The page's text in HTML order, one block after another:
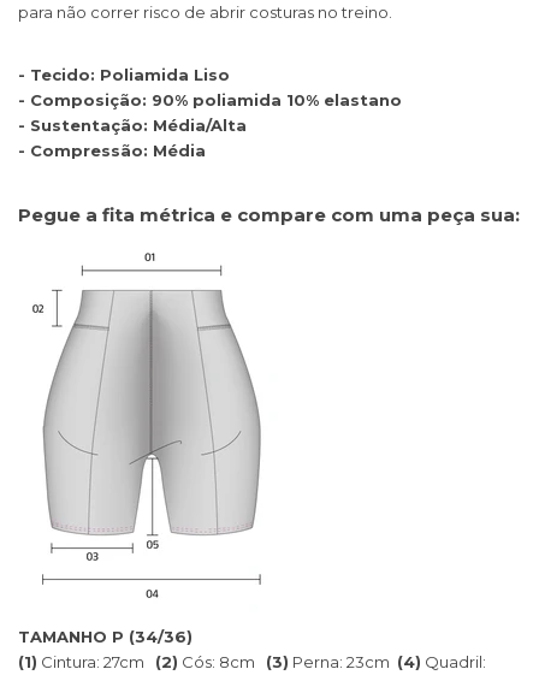
para não correr risco de abrir costuras no treino.
- Tecido: Poliamida Liso
- Composição: 90% poliamida 10% elastano
- Sustentação: Média/Alta
- Compressão: Média
Pegue a fita métrica e compare com uma peça sua:
TAMANHO P (34/36)
(1) Cintura: 27cm (2) Cós: 8cm (3) Perna: 23cm (4) Quadril: